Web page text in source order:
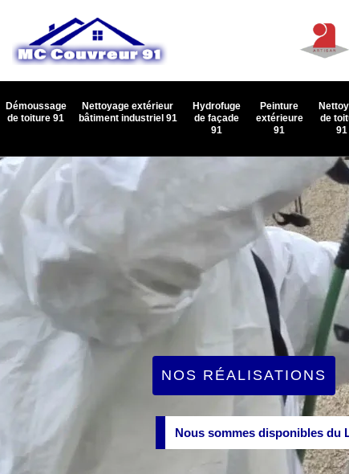
Démoussage
de toiture 91
Nettoyage extérieur
bâtiment industriel 91
Hydrofuge
de façade
91
Peinture
extérieure
91
de
91
NOS RÉALISATIONS
Nous sommes disponibles du